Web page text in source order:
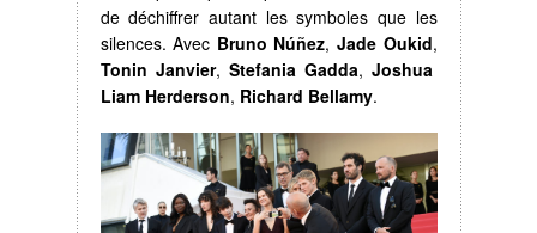
de déchiffrer autant les symboles que les
silences. Avec Bruno Núñez, Jade Oukid,
Tonin Janvier, Stefania Gadda, Joshua
Liam Herderson, Richard Bellamy.